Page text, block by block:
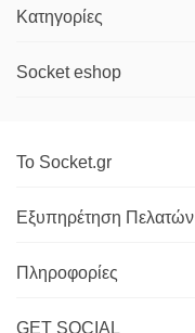
Κατηγορίες
Socket eshop
Το Socket.gr
Εξυπηρέτηση Πελατών
Πληροφορίες
GET SOCIAL